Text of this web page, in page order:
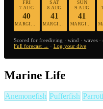
FRI
7 AUG
40
SAT
8 AUG
41
SUN
9 AUG
41
MARGINAL
Scored for freediving · wind · waves ·
Full forecast → · Log your dive
Marine Life
Anemonefish Pufferfish